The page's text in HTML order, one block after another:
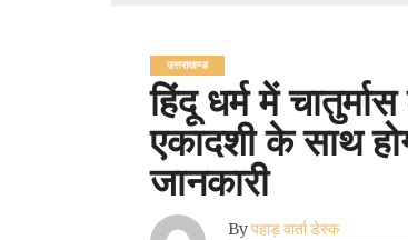
उत्तराखण्ड
हिंदू धर्म में
एकादशी के साथ
जानकारी
Byपहाड़ वार्ता डेस्क